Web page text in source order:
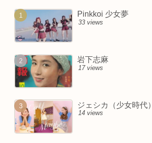
Pinkkoi 少女夢
33 views
岩下志麻
17 views
ジェシカ（少女時代）
14 views